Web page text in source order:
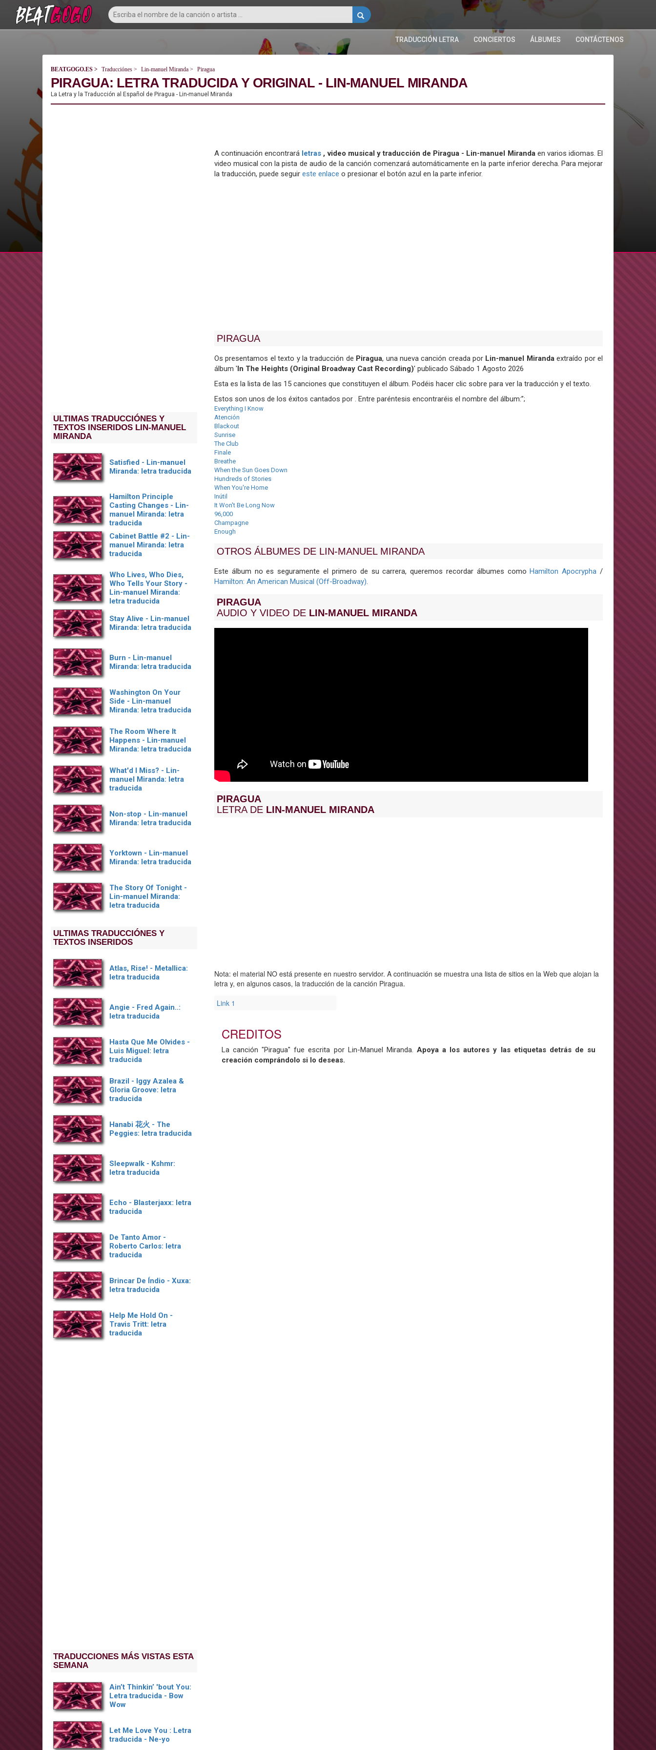
TRADUCCIÓN LETRA CONCIERTOS ÁLBUMES CONTÁCTENOS
BEATGOGO.ES Traducciónes Lin-manuel Miranda Piragua
PIRAGUA: LETRA TRADUCIDA Y ORIGINAL - LIN-MANUEL MIRANDA
La Letra y la Traducción al Español de Piragua - Lin-manuel Miranda
A continuación encontrará letras , video musical y traducción de Piragua - Lin-manuel Miranda en varios idiomas. El
video musical con la pista de audio de la canción comenzará automáticamente en la parte inferior derecha. Para mejorar
la traducción, puede seguir este enlace o presionar el botón azul en la parte inferior.
PIRAGUA
Os presentamos el texto y la traducción de Piragua, una nueva canción creada por Lin-manuel Mirandaextraído por el
álbum 'In The Heights (Original Broadway Cast Recording)' publicado Sábado 1 Agosto 2026
Esta es la lista de las 15 canciones que constituyen el álbum. Podéis hacer clic sobre para ver la traducción y el texto.
Estos son unos de los éxitos cantados por . Entre paréntesis encontraréis el nombre del álbum:”;
Everything I Know
Atención
Blackout
Sunrise
The Club
Finale
Breathe
When the Sun Goes Down
Hundreds of Stories
When You're Home
Inútil
It Won't Be Long Now
96,000
Champagne
Enough
OTROS ÁLBUMES DE LIN-MANUEL MIRANDA
Este álbum no es seguramente el primero de su carrera, queremos recordar álbumes comoHamilton Apocrypha /
Hamilton: An American Musical (Off-Broadway).
PIRAGUA
AUDIO Y VIDEO DE LIN-MANUEL MIRANDA
PIRAGUA
LETRA DE LIN-MANUEL MIRANDA
Nota: el material NO está presente en nuestro servidor. A continuación se muestra una lista de sitios en la Web que alojan la
letra y, en algunos casos, la traducción de la canción Piragua.
Link 1
CREDITOS
La canción "Piragua" fue escrita por Lin-Manuel Miranda. Apoya a los autores y las etiquetas detrás de su
creación comprándolo si lo deseas.
ULTIMAS TRADUCCIÓNES Y
TEXTOS INSERIDOS LIN-MANUEL
MIRANDA
Satisfied - Lin-manuel
Miranda: letra traducida
Hamilton Principle
Casting Changes - Lin-
manuel Miranda: letra
traducida
Cabinet Battle #2 - Lin-
manuel Miranda: letra
traducida
Who Lives, Who Dies,
Who Tells Your Story -
Lin-manuel Miranda:
letra traducida
Stay Alive - Lin-manuel
Miranda: letra traducida
Burn - Lin-manuel
Miranda: letra traducida
Washington On Your
Side - Lin-manuel
Miranda: letra traducida
The Room Where It
Happens - Lin-manuel
Miranda: letra traducida
What'd I Miss? - Lin-
manuel Miranda: letra
traducida
Non-stop - Lin-manuel
Miranda: letra traducida
Yorktown - Lin-manuel
Miranda: letra traducida
The Story Of Tonight -
Lin-manuel Miranda:
letra traducida
ULTIMAS TRADUCCIÓNES Y
TEXTOS INSERIDOS
Atlas, Rise! - Metallica:
letra traducida
Angie - Fred Again..:
letra traducida
Hasta Que Me Olvides -
Luis Miguel: letra
traducida
Brazil - Iggy Azalea &
Gloria Groove: letra
traducida
Hanabi 花火 - The
Peggies: letra traducida
Sleepwalk - Kshmr:
letra traducida
Echo - Blasterjaxx: letra
traducida
De Tanto Amor -
Roberto Carlos: letra
traducida
Brincar De Índio - Xuxa:
letra traducida
Help Me Hold On -
Travis Tritt: letra
traducida
TRADUCCIONES MÁS VISTAS ESTA
SEMANA
Ain’t Thinkin’ 'bout You:
Letra traducida - Bow
Wow
Let Me Love You : Letra
traducida - Ne-yo